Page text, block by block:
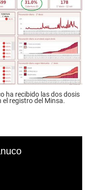
ha recibido las dos dosis
el registro del Minsa.